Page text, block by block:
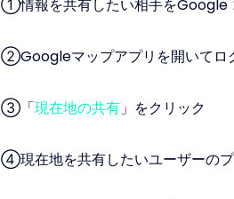
①情報を共有したい相手をGoogle
②Googleマップアプリを開いてロ
③「現在地の共有」をクリック
④現在地を共有したいユーザーの